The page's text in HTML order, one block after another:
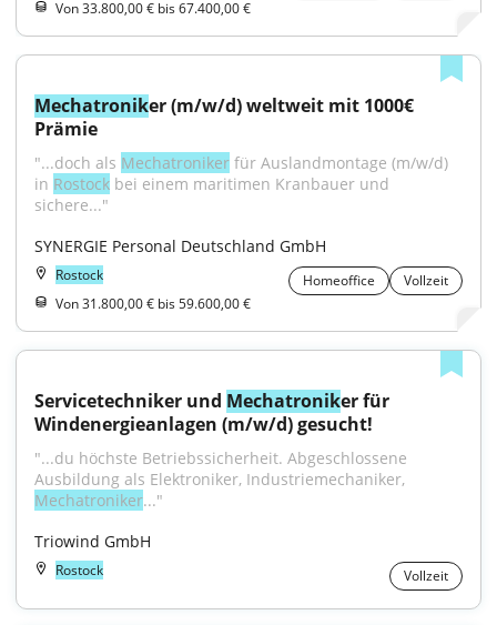
Von 33.800,00 € bis 67.400,00 €
Mechatroniker (m/w/d) weltweit mit 1000€
Prämie
"...doch als Mechatroniker für Auslandmontage (m/w/d)
in Rostock bei einem maritimen Kranbauer und
sichere..."
SYNERGIE Personal Deutschland GmbH
Rostock Homeoffice
Vollzeit
Von 31.800,00 € bis 59.600,00 €
Servicetechniker und Mechatroniker für
Windenergieanlagen (m/w/d) gesucht!
"...du höchste Betriebssicherheit. Abgeschlossene
Mechatroniker..."
Triowind GmbH
Rostock Vollzeit